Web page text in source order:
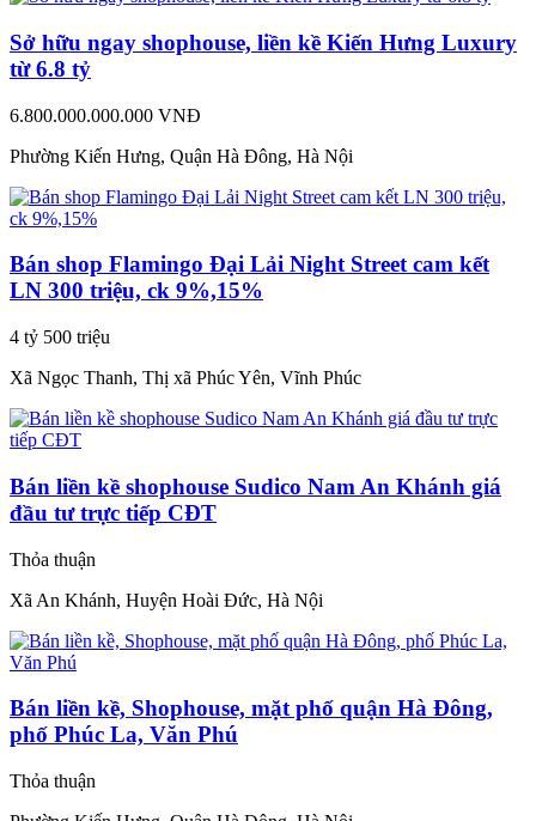
Sở hữu ngay shophouse, liền kề Kiến Hưng Luxury
từ 6.8 tỷ
6.800.000.000.000 VNĐ
Phường Kiến Hưng, Quận Hà Đông, Hà Nội
Bán shop Flamingo Đại Lải Night Street cam kết
LN 300 triệu, ck 9%,15%
4 tỷ 500 triệu
Xã Ngọc Thanh, Thị xã Phúc Yên, Vĩnh Phúc
Bán liền kề shophouse Sudico Nam An Khánh giá
đầu tư trực tiếp CĐT
Thỏa thuận
Xã An Khánh, Huyện Hoài Đức, Hà Nội
Bán liền kề, Shophouse, mặt phố quận Hà Đông,
phố Phúc La, Văn Phú
Thỏa thuận